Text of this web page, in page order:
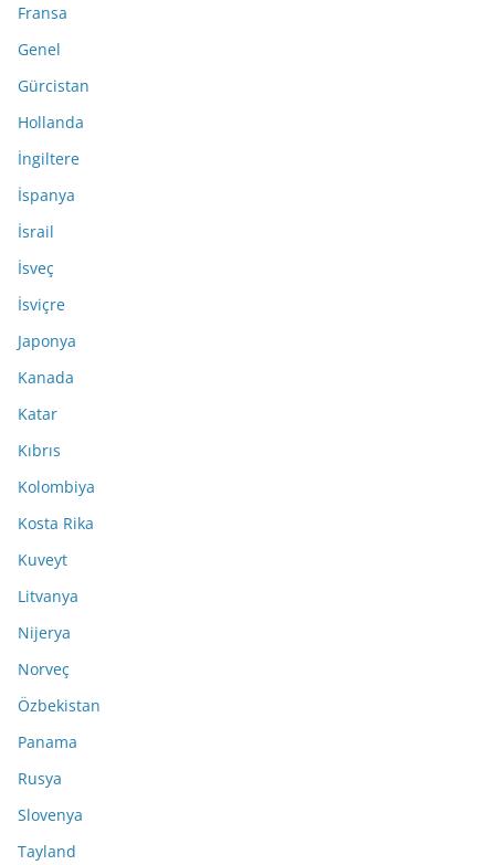
Fransa
Genel
Gürcistan
Hollanda
İngiltere
İspanya
İsrail
İsveç
İsviçre
Japonya
Kanada
Katar
Kıbrıs
Kolombiya
Kosta Rika
Kuveyt
Litvanya
Nijerya
Norveç
Özbekistan
Panama
Rusya
Slovenya
Tayland